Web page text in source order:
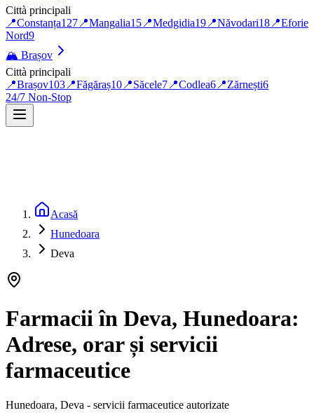
Città principali
📍Constanța127 📍Mangalia15 📍Medgidia19 📍Năvodari18 📍Eforie
Nord9
🏔️ Brașov
Città principali
📍Brașov103 📍Făgăraș10 📍Săcele7 📍Codlea6 📍Zărnești6
24/7 Non-Stop
Acasă
Hunedoara
Deva
Farmacii în Deva, Hunedoara:
Adrese, orar și servicii
farmaceutice
Hunedoara, Deva - servicii farmaceutice autorizate